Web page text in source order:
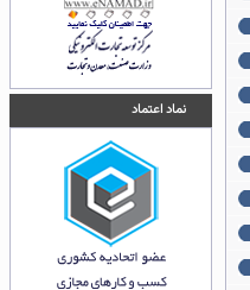
نماد اعتماد